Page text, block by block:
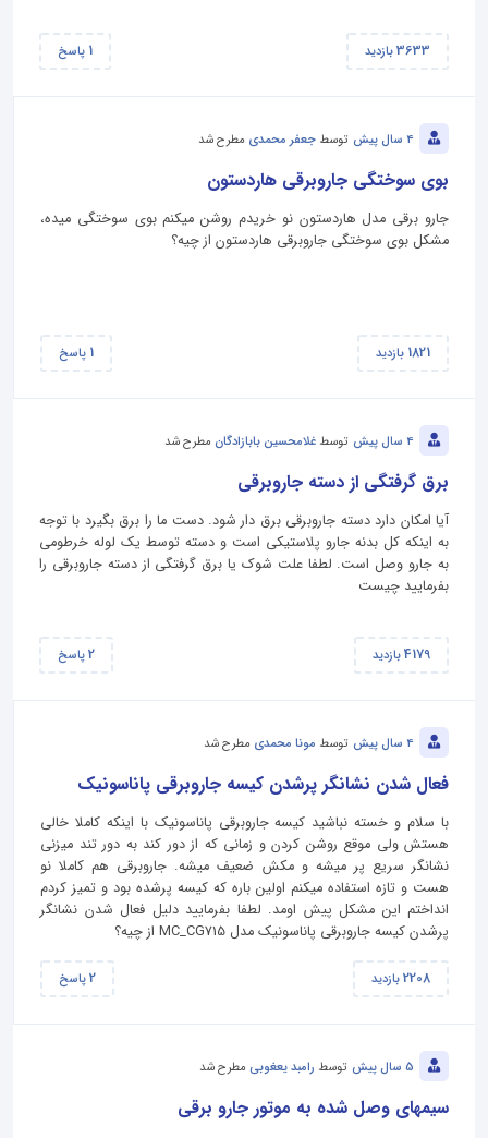
3633بازدید 1 پاسخ
4 سال پیش توسط جعفر محمدی مطرح شد
بوی سوختگی جاروبرقی هاردستون
جارو برقی مدل هاردستون نو خریدم روشن میکنم بوی سوختگی میده،
مشکل بوی سوختگی جاروبرقی هاردستون از چیه؟
1821 بازدید 1 پاسخ
4 سال پیش توسط غلامحسین بابازادگان مطرح شد
برق گرفتگی از دسته جاروبرقی
آیا امکان دارد دسته جاروبرقی برق دار شود. دست ما را برق بگیرد با توجه
به اینکه کل بدنه جارو پلاستیکی است و دسته توسط یک لوله خرطومی
به جارو وصل است. لطفا علت شوک یا برق گرفتگی از دسته جاروبرقی را
بفرمایید چیست
4179بازدید 2پاسخ
4 سال پیش توسط مونا محمدی مطرح شد
فعال شدن نشانگر پرشدن کیسه جاروبرقی پاناسونیک
با سلام و خسته نباشید کیسه جاروبرقی پاناسونیک با اینکه کاملا خالی
هستش ولی موقع روشن کردن و زمانی که از دور کند به دور تند میزنی
نشانگر سریع پر میشه و مکش ضعیف میشه. جاروبرقی هم کاملا نو
هست و تازه استفاده میکنم اولین باره که کیسه پرشده بود و تمیز کردم
انداختم این مشکل پیش اومد. لطفا بفرمایید دلیل فعال شدن نشانگر
پرشدن کیسه جاروبرقی پاناسونیک مدل MC_CG715 از چیه؟
2208بازدید 2پاسخ
5 سال پیش توسط رامبد یعغوبی مطرح شد
سیمهای وصل شده به موتور جارو برقی